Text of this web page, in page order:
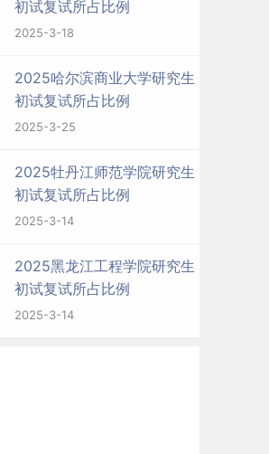
初试复试所占比例
2025-3-18
2025哈尔滨商业大学研究生
初试复试所占比例
2025-3-25
2025牡丹江师范学院研究生
初试复试所占比例
2025-3-14
2025黑龙江工程学院研究生
初试复试所占比例
2025-3-14